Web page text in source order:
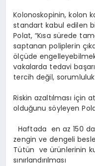
Kolonoskopinin, kolon
standart kabul edilen
Polat, “Kısa sürede
saptanan poliplerin
ölçüde
vakalarda tedavi
tercih değil,
Riskin azaltılması için
olduğunu söyleyen
Haftada en az 150
zengin ve dengeli
Tütün ve ürünlerinin
sınırlandırılması